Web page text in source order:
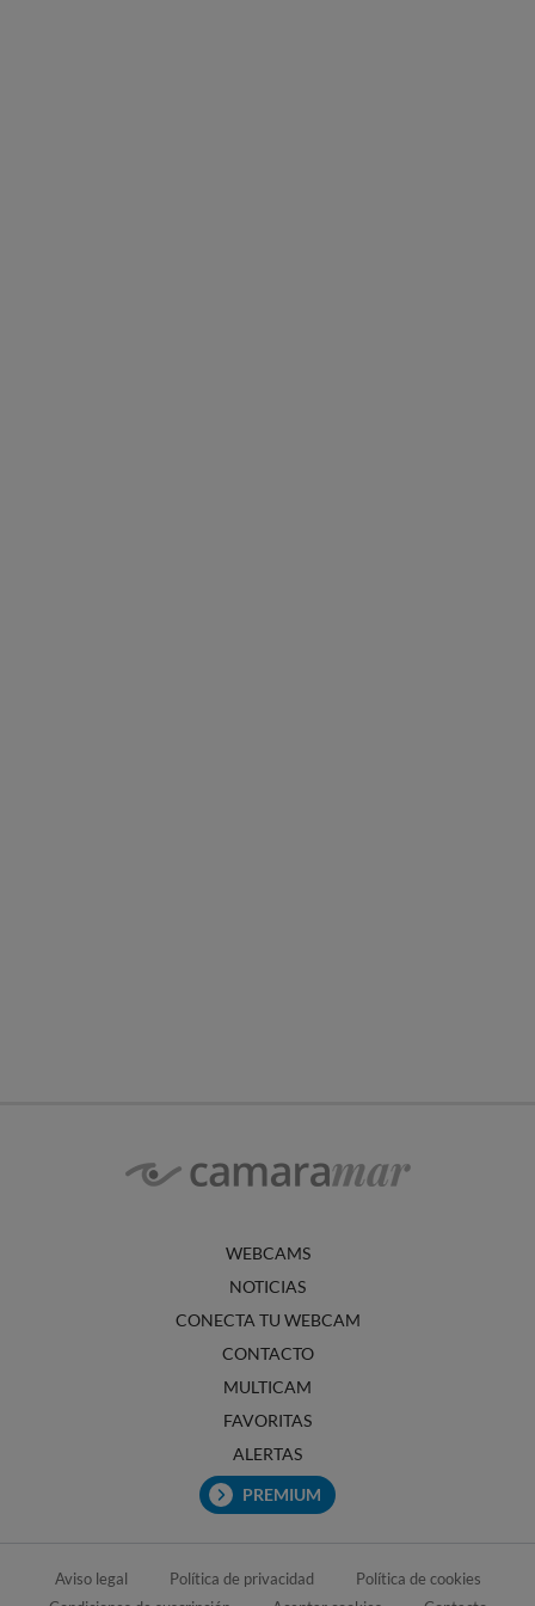
WEBCAMS
NOTICIAS
CONECTA TU WEBCAM
CONTACTO
MULTICAM
FAVORITAS
ALERTAS
PREMIUM
Aviso legal Política de privacidad
Política de cookies